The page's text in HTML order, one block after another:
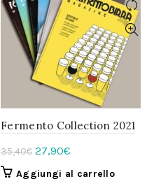
Fermento Collection 2021
35,40€ Il
prezzo
27,90€
prezzo
Aggiungi al carrello